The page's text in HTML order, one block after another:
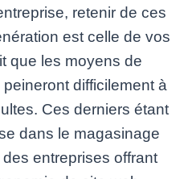
retenir de ces
est celle de vos
que les moyens de
difficilement à
Ces derniers étant
dans le magasinage
entreprises offrant